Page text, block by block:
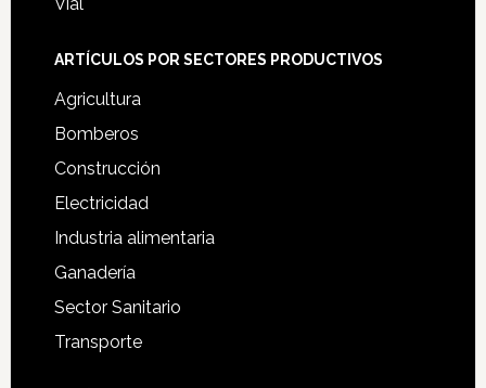
ARTÍCULOS POR SECTORES PRODUCTIVOS
Agricultura
Bomberos
Construcción
Electricidad
Industria alimentaria
Ganadería
Sector Sanitario
Transporte